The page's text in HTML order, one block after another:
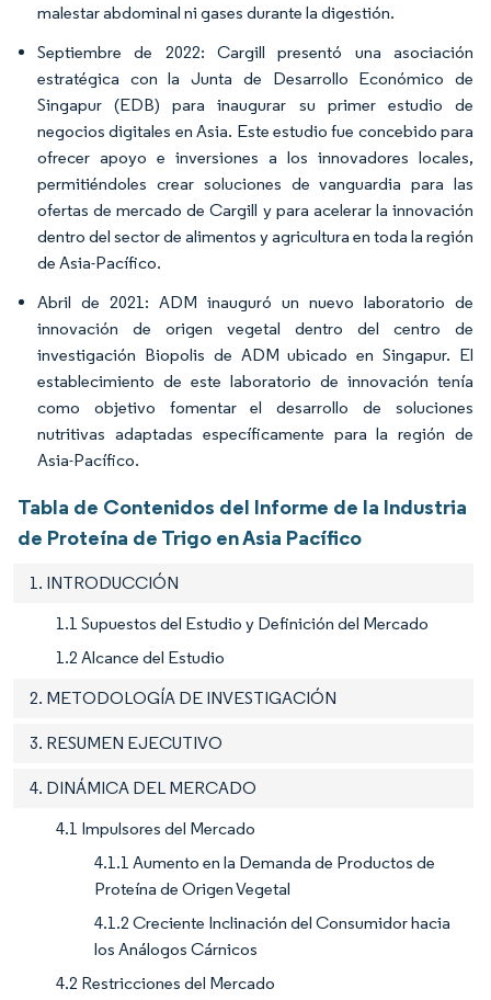
malestar abdominal ni gases durante la digestión.
Septiembre de 2022: Cargill presentó una asociación
estratégica con la Junta de Desarrollo Económico de
Singapur (EDB) para inaugurar su primer estudio de
negocios digitales en Asia. Este estudio fue concebido para
ofrecer apoyo e inversiones a los innovadores locales,
permitiéndoles crear soluciones de vanguardia para las
ofertas de mercado de Cargill y para acelerar la innovación
dentro del sector de alimentos y agricultura en toda la región
de Asia-Pacífico.
Abril de 2021: ADM inauguró un nuevo laboratorio de
innovación de origen vegetal dentro del centro de
investigación Biopolis de ADM ubicado en Singapur. El
establecimiento de este laboratorio de innovación tenía
como objetivo fomentar el desarrollo de soluciones
nutritivas adaptadas específicamente para la región de
Asia-Pacífico.
Tabla de Contenidos del Informe de la Industria
de Proteína de Trigo en Asia Pacífico
1. INTRODUCCIÓN
1.1 Supuestos del Estudio y Definición del Mercado
1.2 Alcance del Estudio
2. METODOLOGÍA DE INVESTIGACIÓN
3. RESUMEN EJECUTIVO
4. DINÁMICA DEL MERCADO
4.1 Impulsores del Mercado
4.1.1 Aumento en la Demanda de Productos de
Proteína de Origen Vegetal
4.1.2 Creciente Inclinación del Consumidor hacia
los Análogos Cárnicos
4.2 Restricciones del Mercado